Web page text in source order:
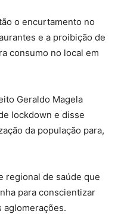
o encurtamento no
e a proibição de
consumo no local em
Geraldo Magela
lockdown e disse
da população para,
regional de saúde que
para conscientizar
aglomerações.